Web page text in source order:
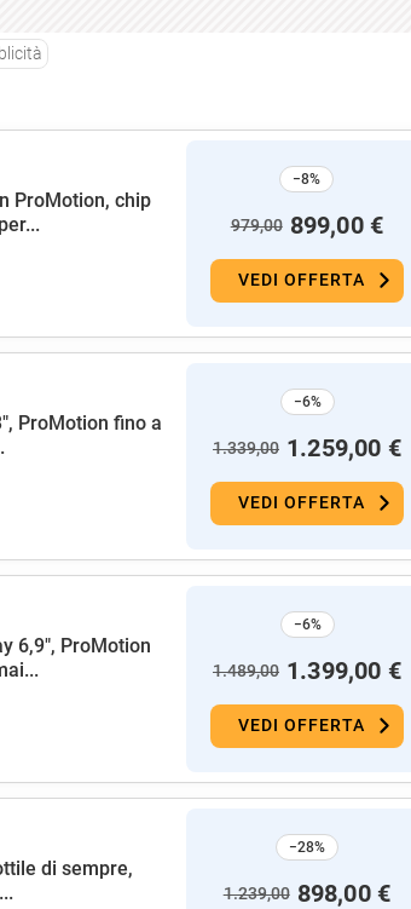
ProMotion, chip
−8%
979,00 899,00 €
VEDI OFFERTA
ProMotion fino a
−6%
1.339,00 1.259,00 €
VEDI OFFERTA
6,9", ProMotion
−6%
1.489,00 1.399,00 €
VEDI OFFERTA
di sempre,
−28%
1.239,00 898,00 €